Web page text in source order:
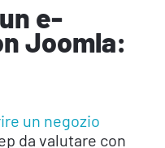
e-
Joomla:
un negozio
da valutare con